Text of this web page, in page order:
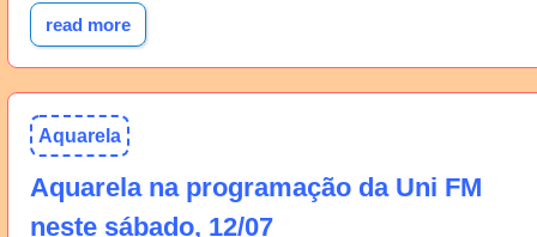
read more
Aquarela
Aquarela na programação da Uni FM
neste sábado, 12/07